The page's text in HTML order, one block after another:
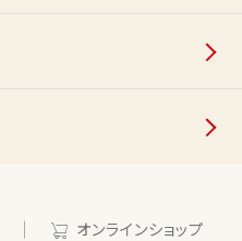
オンラインショップ